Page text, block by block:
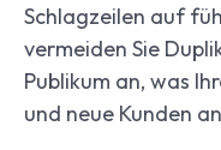
Schlagzeilen auf
vermeiden Sie
Publikum an, was
und neue Kunden